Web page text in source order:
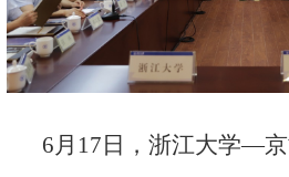
6月 17 日，浙江大学—